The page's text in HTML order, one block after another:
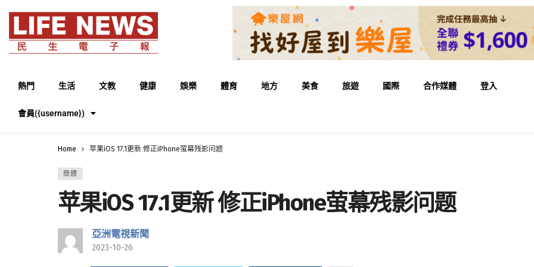
熱門 生活 文教 健康 娛樂 體育 地方 美食 旅遊 國際 合作媒體 登入
會員({username})
Home 苹果iOS 17.1更新 修正iPhone萤幕残影问题
簡體
苹果iOS 17.1更新 修正iPhone萤幕残影问题
亞洲電視新聞
2023-10-26